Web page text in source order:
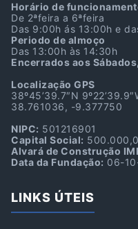
Horário de
De 2ªfeira a 6ªfeira
Das 9:00h ás 13:00h e
Periodo de almoço
Das 13:00h às 14:30h
Encerrados aos
Localização GPS
38º45’39.7″N
38.761036, -9.377750
NIPC: 501216901
Capital Social:
Alvará de Construção
Data da Fundação: 06-
LINKS ÚTEIS